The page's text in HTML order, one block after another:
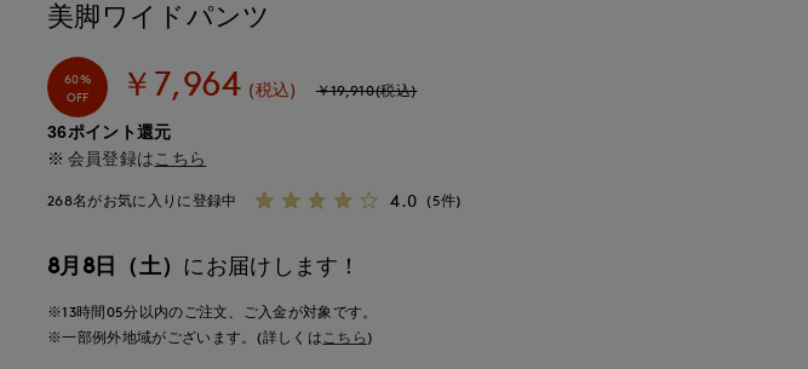
美脚ワイドパンツ
60%
OFF
￥7,964 (税込) ￥19,910(税込)
36ポイント還元
会員登録は こちら
268名がお気に入りに登録中 4.0 (5件)
8月8日（土） にお届けします！
※13時間05分以内のご注文、ご入金が対象です。
※一部例外地域がございます。(詳しくはこちら )